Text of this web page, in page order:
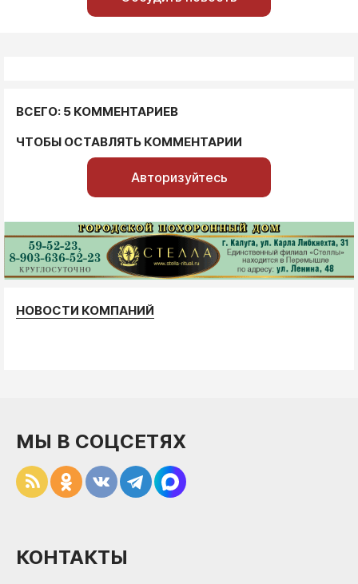
ВСЕГО: 5 КОММЕНТАРИЕВ
ЧТОБЫ ОСТАВЛЯТЬ КОММЕНТАРИИ
Авторизуйтесь
НОВОСТИ КОМПАНИЙ
МЫ В СОЦСЕТЯХ
КОНТАКТЫ